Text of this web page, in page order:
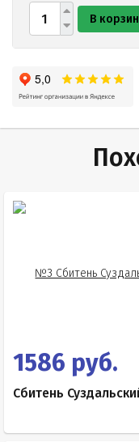
В
1586 руб.
Сбитень